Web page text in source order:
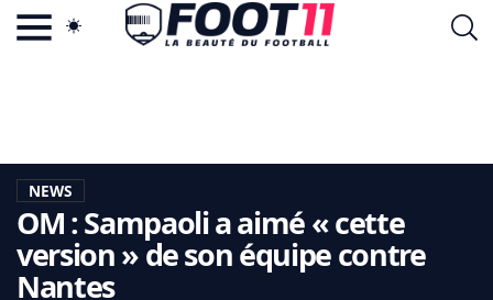
LA CHARTE
VIE PRIVÉE
CGU
CONTACTEZ-NOUS
NEWS
OM : Sampaoli a aimé « cette
version » de son équipe contre
Nantes